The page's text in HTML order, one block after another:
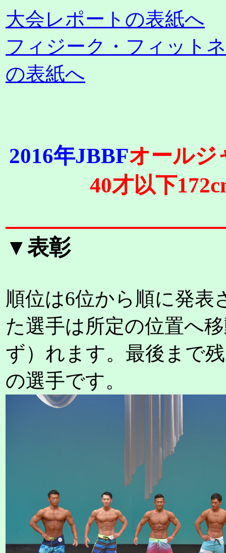
大会レポートの表紙へ
フィジーク・フィット
の表紙へ
2016年JBBFオール
40才以下
▼表彰
順位は6位から順に発表
た選手は所定の位置へ
ず）れます。最後まで
の選手です。